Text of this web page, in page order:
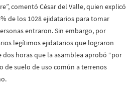
comentó César del Valle, quien explicó
de los 1028 ejidatarios para tomar
entraron. Sin embargo, por
legítimos ejidatarios que lograron
dos horas que la asamblea aprobó “por
de suelo de uso común a terrenos